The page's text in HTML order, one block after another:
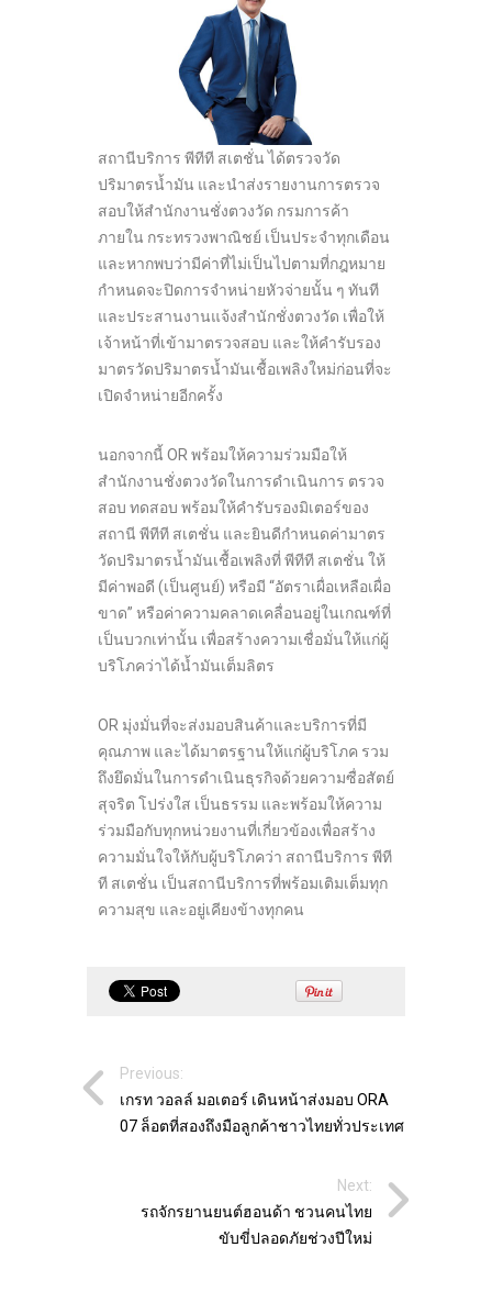
สถานีบริการ พีทีที สเตชั่น ได้ตรวจวัด
ปริมาตรน้ำมัน และนำส่งรายงานการตรวจ
สอบให้สำนักงานชั่งตวงวัด กรมการค้า
ภายใน กระทรวงพาณิชย์ เป็นประจำทุกเดือน
และหากพบว่ามีค่าที่ไม่เป็นไปตามที่กฎหมาย
กำหนดจะปิดการจำหน่ายหัวจ่ายนั้น ๆ ทันที
และประสานงานแจ้งสำนักชั่งตวงวัด เพื่อให้
เจ้าหน้าที่เข้ามาตรวจสอบ และให้คำรับรอง
มาตรวัดปริมาตรน้ำมันเชื้อเพลิงใหม่ก่อนที่จะ
เปิดจำหน่ายอีกครั้ง
นอกจากนี้ OR พร้อมให้ความร่วมมือให้
สำนักงานชั่งตวงวัดในการดำเนินการ ตรวจ
สอบ ทดสอบ พร้อมให้คำรับรองมิเตอร์ของ
สถานี พีทีที สเตชั่น และยินดีกำหนดค่ามาตร
วัดปริมาตรน้ำมันเชื้อเพลิงที่ พีทีที สเตชั่น ให้
มีค่าพอดี (เป็นศูนย์) หรือมี “อัตราเผื่อเหลือเผื่อ
ขาด” หรือค่าความคลาดเคลื่อนอยู่ในเกณฑ์ที่
เป็นบวกเท่านั้น เพื่อสร้างความเชื่อมั่นให้แก่ผู้
บริโภคว่าได้น้ำมันเต็มลิตร
OR มุ่งมั่นที่จะส่งมอบสินค้าและบริการที่มี
คุณภาพ และได้มาตรฐานให้แก่ผู้บริโภค รวม
ถึงยึดมั่นในการดำเนินธุรกิจด้วยความซื่อสัตย์
สุจริต โปร่งใส เป็นธรรม และพร้อมให้ความ
ร่วมมือกับทุกหน่วยงานที่เกี่ยวข้องเพื่อสร้าง
ความมั่นใจให้กับผู้บริโภคว่า สถานีบริการ พีที
ที สเตชั่น เป็นสถานีบริการที่พร้อมเติมเต็มทุก
ความสุข และอยู่เคียงข้างทุกคน
Previous:
เกรท วอลล์ มอเตอร์ เดินหน้าส่งมอบ ORA
07 ล็อตที่สองถึงมือลูกค้าชาวไทยทั่วประเทศ
Next:
รถจักรยานยนต์ฮอนด้า ชวนคนไทย
ขับขี่ปลอดภัยช่วงปีใหม่